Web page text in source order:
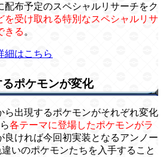
配布予定のスペシャルリサーチをク
を受け取れる特別なスペシャルリサ
きる 。
細はこちら
ポケモンが変化
ら出現するポケモンがそれぞれ変化
各テーマに登場したポケモンがラ
良ければ今回初実装となるアンノー
いのポケモンたちを入手すること